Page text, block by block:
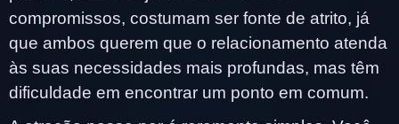
compromissos, costumam ser fonte de atrito, já
que ambos querem que o relacionamento atenda
às suas necessidades mais profundas, mas têm
dificuldade em encontrar um ponto em comum.